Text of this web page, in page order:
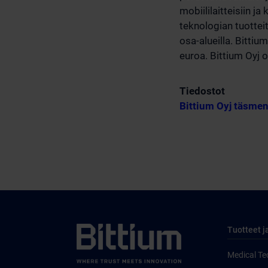
mobiililaitteisiin ja
teknologian
osa-alueilla.
euroa. Bittium Oyj
Tiedostot
Bittium Oyj
Tuotteet
Medical